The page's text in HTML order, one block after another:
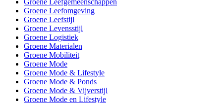
Groene Leefgemeenschappen
Groene Leefomgeving
Groene Leefstijl
Groene Levensstijl
Groene Logistiek
Groene Materialen
Groene Mobiliteit
Groene Mode
Groene Mode & Lifestyle
Groene Mode & Ponds
Groene Mode & Vijverstijl
Groene Mode en Lifestyle